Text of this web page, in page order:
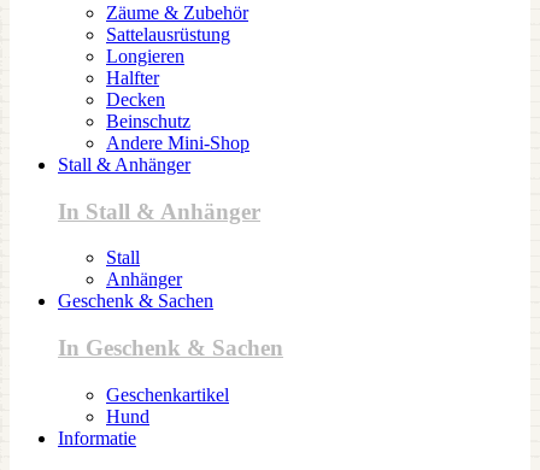
Zäume & Zubehör
Sattelausrüstung
Longieren
Halfter
Decken
Beinschutz
Andere Mini-Shop
Stall & Anhänger
In Stall & Anhänger
Stall
Anhänger
Geschenk & Sachen
In Geschenk & Sachen
Geschenkartikel
Hund
Informatie